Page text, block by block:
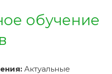
обучение
Актуальные